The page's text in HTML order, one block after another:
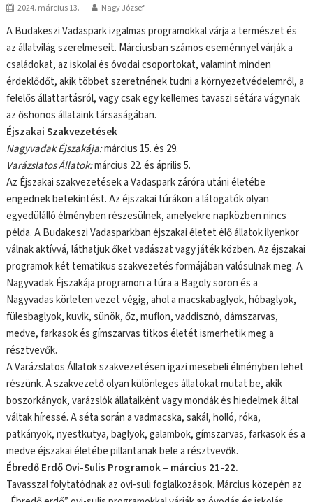
2024. március 13. Nagy József
A Budakeszi Vadaspark izgalmas programokkal várja a természet és
az állatvilág szerelmeseit. Márciusban számos eseménnyel várják a
családokat, az iskolai és óvodai csoportokat, valamint minden
érdeklődőt, akik többet szeretnének tudni a környezetvédelemről, a
felelős állattartásról, vagy csak egy kellemes tavaszi sétára vágynak
az őshonos állataink társaságában.
Éjszakai Szakvezetések
Nagyvadak Éjszakája:március 15. és 29.
Varázslatos Állatok:március 22. és április 5.
Az Éjszakai szakvezetések a Vadaspark záróra utáni életébe
engednek betekintést. Az éjszakai túrákon a látogatók olyan
egyedülálló élményben részesülnek, amelyekre napközben nincs
példa. A Budakeszi Vadasparkban éjszakai életet élő állatok ilyenkor
válnak aktívvá, láthatjuk őket vadászat vagy játék közben. Az éjszakai
programok két tematikus szakvezetés formájában valósulnak meg. A
Nagyvadak Éjszakája programon a túra a Bagoly soron és a
Nagyvadas körleten vezet végig, ahol a macskabaglyok, hóbaglyok,
fülesbaglyok, kuvik, sünök, őz, muflon, vaddisznó, dámszarvas,
medve, farkasok és gímszarvas titkos életét ismerhetik meg a
résztvevők.
A Varázslatos Állatok szakvezetésen igazi mesebeli élményben lehet
részünk. A szakvezető olyan különleges állatokat mutat be, akik
boszorkányok, varázslók állataiként vagy mondák és hiedelmek által
váltak híressé. A séta során a vadmacska, sakál, holló, róka,
patkányok, nyestkutya, baglyok, galambok, gímszarvas, farkasok és a
medve éjszakai életébe pillantanak bele a résztvevők.
Ébredő Erdő Ovi-Sulis Programok – március 21-22.
Tavasszal folytatódnak az ovi-suli foglalkozások. Március közepén az